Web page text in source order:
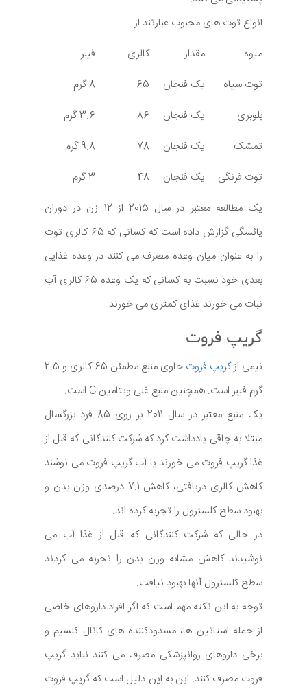
انواع توت های محبوب عبارتند از:
میوه
مقدار کالری
فیبر
توت سیاه
یک فنجان 65
8 گرم
بلوبری
یک فنجان 86
3.6 گرم
تمشک
یک فنجان 78
9.8 گرم
توت فرنگی
یک فنجان 48
3 گرم
یک مطالعه معتبر در سال 2015 از 12 زن در دوران
یائسگی گزارش داده است که کسانی که 65 کالری توت
را به عنوان میان وعده مصرف می کنند در وعده غذایی
بعدی خود نسبت به کسانی که یک وعده 65 کالری آب
نبات می خورند غذای کمتری می خورند.
گریپ فروت
نیمی ازگریپ فروت
حاوی منبع مطمئن 65 کالری و 2.5
گرم فیبر است. همچنین منبع غنی ویتامین C است.
یک منبع معتبر در سال 2011 بر روی 85 فرد بزرگسال
مبتلا به چاقی یادداشت کرد که شرکت کنندگانی که قبل از
غذا گریپ فروت می خورند یا آب گریپ فروت می نوشند
کاهش کالری دریافتی، کاهش 7.1 درصدی وزن بدن و
بهبود سطح کلسترول را تجربه کرده اند.
در حالی که شرکت کنندگانی که قبل از غذا آب می
نوشیدند کاهش مشابه وزن بدن را تجربه می کردند
سطح کلسترول آنها بهبود نیافت.
توجه به این نکته مهم است که اگر افراد داروهای خاصی
از جمله استاتین ها، مسدودکننده های کانال کلسیم و
برخی داروهای روانپزشکی مصرف می کنند نباید گریپ
فروت مصرف کنند. این به این دلیل است که گریپ فروت